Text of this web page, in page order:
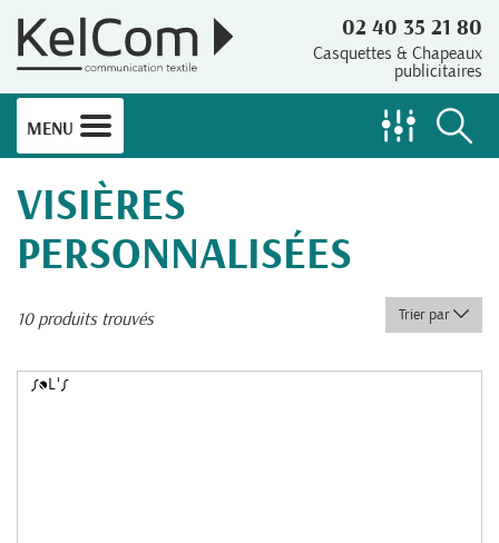
02 40 35 21 80
Casquettes & Chapeaux
publicitaires
MENU
VISIÈRES
PERSONNALISÉES
10 produits trouvés Trier par